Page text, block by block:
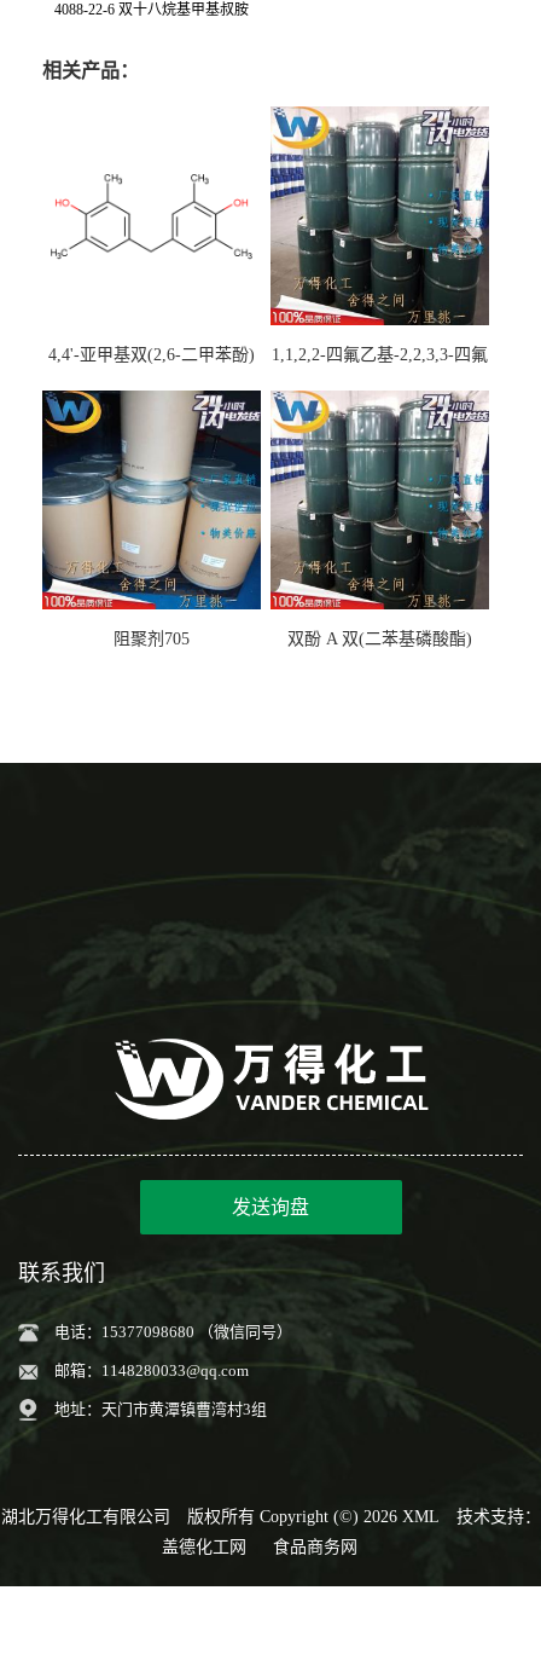
4088-22-6 双十八烷基甲基叔胺
相关产品：
4,4'-亚甲基双(2,6-二甲苯酚)
1,1,2,2-四氟乙基-2,2,3,3-四氟
阻聚剂705 双酚 A 双(二苯基磷酸酯)
发送询盘
联系我们
电话：15377098680 （微信同号）
邮箱： 1148280033@qq.com
地址：天门市黄潭镇曹湾村3组
湖北万得化工有限公司 版权所有 Copyright (©) 2026 XML
技术支持：
盖德化工网
食品商务网